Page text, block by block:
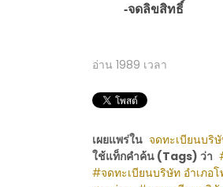
-จดลิขสิทธิ์
อ่าน 1989 เวลา
เผยแพร่ใน จดทะเบียนบริ
ใช้แท็กคำค้น (Tags) ว่า
จดทะเบียนบริษัท อำเภอ